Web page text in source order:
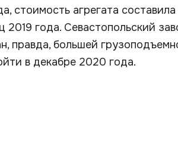
стоимость агрегата
года. Севастопольский
правда, большей
в декабре 2020 года.